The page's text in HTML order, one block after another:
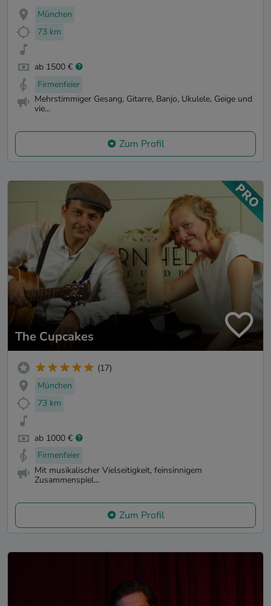
München
73 km
ab 1500 €
Firmenfeier
Mehrstimmiger Gesang, Gitarre, Banjo, Ukulele, Geige und
vie...
Zum Profil
The Cupcakes
(17)
München
73 km
ab 1000 €
Firmenfeier
Mit musikalischer Vielseitigkeit, feinsinnigem
Zusammenspiel...
Zum Profil